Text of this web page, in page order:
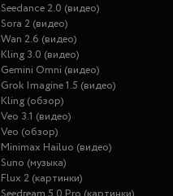
Seedance 2.0 (видео)
Sora 2 (видео)
Wan 2.6 (видео)
Kling 3.0 (видео)
Gemini Omni (видео)
Grok Imagine 1.5 (видео)
Kling (обзор)
Veo 3.1 (видео)
Veo (обзор)
Minimax Hailuo (видео)
Suno (музыка)
Flux 2 (картинки)